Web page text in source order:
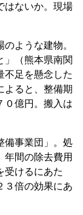
はないか。現場
ような建物。
」（熊本県南関
不足を懸念した
よると、整備期
０億円。搬入は
備事業団」。処
年間の除去費用
けるにあた
３倍の効果にあ